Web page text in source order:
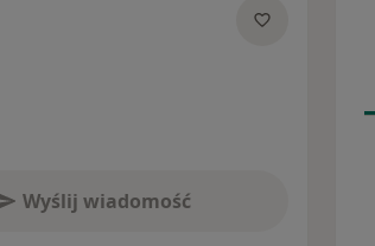
Wyślij wiadomość